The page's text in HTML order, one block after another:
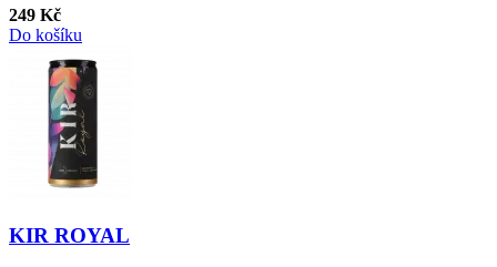
249 Kč
Do košíku
KIR ROYAL